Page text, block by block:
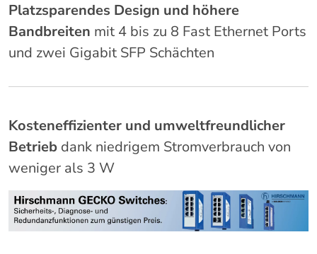
Platzsparendes Design und höhere
Bandbreiten mit 4 bis zu 8 Fast Ethernet Ports
und zwei Gigabit SFP Schächten
Kosteneffizienter und umweltfreundlicher
Betrieb dank niedrigem Stromverbrauch von
weniger als 3 W